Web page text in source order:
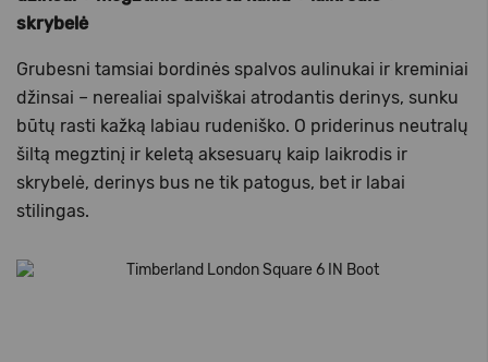
skrybelė
Grubesni tamsiai bordinės spalvos aulinukai ir kreminiai
džinsai – nerealiai spalviškai atrodantis derinys, sunku
būtų rasti kažką labiau rudeniško. O priderinus neutralų
šiltą megztinį ir keletą aksesuarų kaip laikrodis ir
skrybelė, derinys bus ne tik patogus, bet ir labai
stilingas.